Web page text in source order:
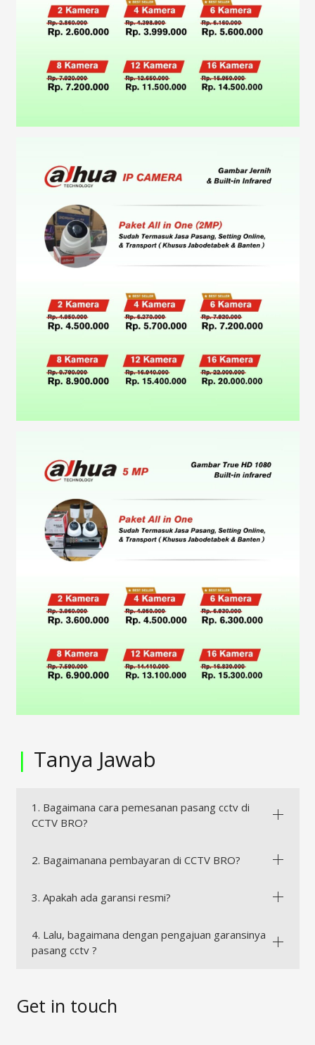
| Tanya Jawab
1. Bagaimana cara pemesanan pasang cctv di
CCTV BRO?
2. Bagaimanana pembayaran di CCTV BRO?
3. Apakah ada garansi resmi?
4. Lalu, bagaimana dengan pengajuan garansinya
pasang cctv ?
Get in touch